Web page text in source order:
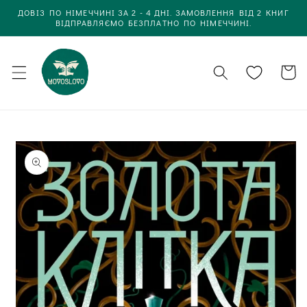
до
вмісту
ДОВІЗ ПО НІМЕЧЧИНІ ЗА 2 - 4 ДНІ. ЗАМОВЛЕННЯ ВІД 2 КНИГ
ВІДПРАВЛЯЄМО БЕЗПЛАТНО ПО НІМЕЧЧИНІ.
Кошик
інформації
про товар